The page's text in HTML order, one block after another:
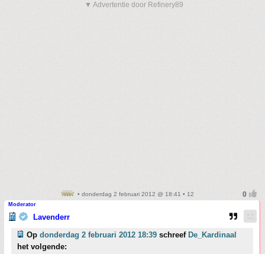
▼ Advertentie door Refinery89
• donderdag 2 februari 2012 @ 18:41 • 12
Moderator
Lavenderr
Op donderdag 2 februari 2012 18:39 schreef De_Kardinaal
het volgende: